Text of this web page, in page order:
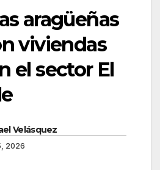
aragüeñas
viviendas
el sector El
Velásquez
2026